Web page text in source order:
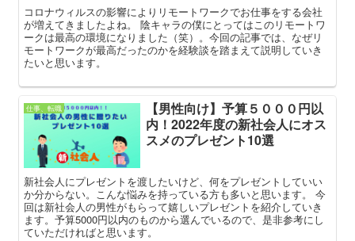
コロナウィルスの影響によりリモートワークでお仕事をする会社
が増えてきましたよね。 陰キャラの僕にとってはこのリモートワ
ークは最高の環境になりました（笑）。今回の記事では、なぜリ
モートワークが最高だったのかを経験談を踏まえて説明していき
たいと思います。
仕事、転職
【男性向け】予算５０００円以
内！2022年度の新社会人にオス
スメのプレゼント10選
新社会人にプレゼントを渡したいけど、何をプレゼントしていい
か分からない。こんな悩みを持っている方も多いと思います。 今
回は新社会人の男性がもらって嬉しいプレゼントを紹介していき
ます。予算5000円以内のものから選んでいるので、是非参考にし
ていただければと思います。